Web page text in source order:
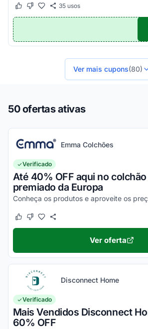
Este cupom funcionou
Este cupom não funcionou
35usos
Ver mais cupons(80)
50 ofertas ativas
Emma Colchões
Verificado
Até 40% OFF aqui no
premiado da Europa
Este cupom funcionou
Este cupom não funcionou
Ver oferta
Disconnect Home
Verificado
Mais Vendidos Disconnect
60% OFF